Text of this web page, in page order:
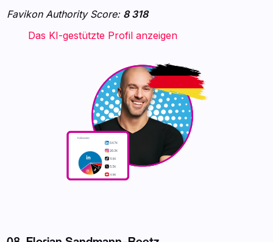
Favikon Authority Score: 8 318
‍ ‍ ‍ ‍ ‍ ‍ ‍ Das KI-gestützte Profil anzeigen ‍ ‍ ‍